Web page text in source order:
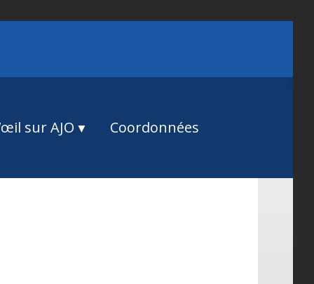
sur AJO Coordonnées